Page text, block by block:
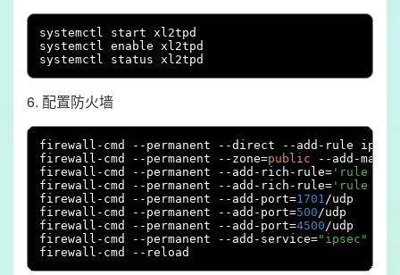
systemctl start xl2tpd
systemctl enable xl2tpd
systemctl status xl2tpd
6. 配置防火墙
firewall - cmd -- permanent --direct -- add - rule ipv4
firewall - cmd -- permanent -- zone=public -- add -
firewall - cmd -- permanent -- add - rich - rule= 'rule
firewall - cmd -- permanent -- add - rich - rule= 'rule
firewall - cmd -- permanent -- add - port=1701/udp
firewall - cmd -- permanent -- add - port=500/udp
firewall - cmd -- permanent -- add - port=4500/udp
firewall - cmd -- permanent -- add - service="ipsec"
firewall - cmd -- reload